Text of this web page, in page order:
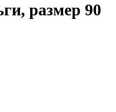
размер 90